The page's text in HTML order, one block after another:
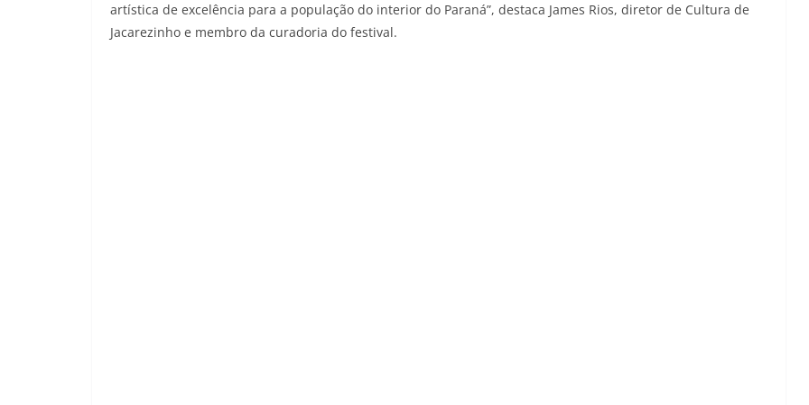
artística de excelência para a população do interior do Paraná”, destaca James Rios, diretor de Cultura de
Jacarezinho e membro da curadoria do festival.